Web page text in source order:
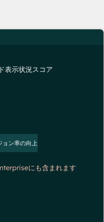
表示状況スコア
ョン率の向上
にも含まれます